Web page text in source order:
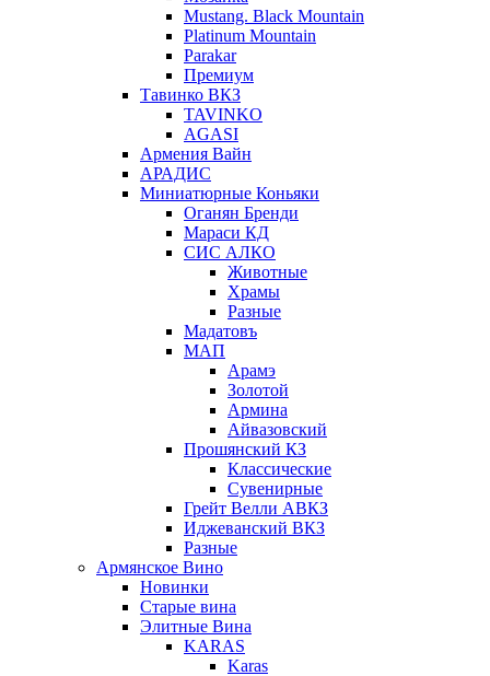
Mustang. Black Mountain
Platinum Mountain
Parakar
Премиум
Тавинко ВКЗ
TAVINKO
AGASI
Армения Вайн
АРАДИС
Миниатюрные Коньяки
Оганян Бренди
Мараси КД
СИС АЛКО
Животные
Храмы
Разные
Мадатовъ
МАП
Арамэ
Золотой
Армина
Айвазовский
Прошянский КЗ
Классические
Сувенирные
Грейт Велли АВКЗ
Иджеванский ВКЗ
Разные
Армянское Вино
Новинки
Старые вина
Элитные Вина
KARAS
Karas